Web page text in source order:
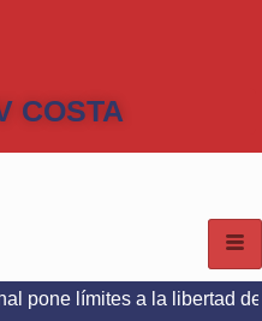
COSTA
a la libertad de